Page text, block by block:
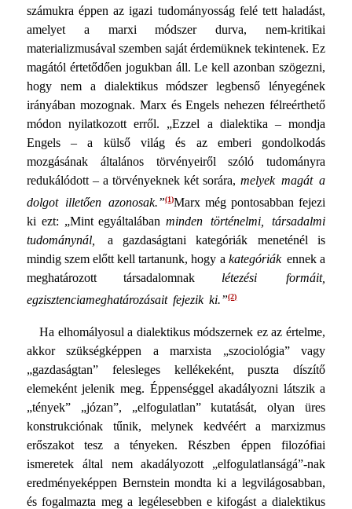
számukra éppen az igazi tudományosság felé tett haladást,
amelyet a marxi módszer durva, nem-kritikai
materializmusával szem­ben saját érdemüknek tekintenek. Ez
magától értetődően jo­gukban áll. Le kell azonban szögezni,
hogy nem a dialektikus módszer legbenső lényegének
irányában mozognak. Marx és Engels nehezen félreérthető
módon nyilatkozott erről. „Ez­zel a dialektika – mondja
Engels – a külső világ és az em­beri gondolkodás
mozgásának általános törvényeiről szóló tu­dományra
redukálódott – a törvényeknek két sorára, melyek magát a
dolgot illetően azonosak.”(1)Marx még pontosabban fejezi
ki ezt: „Mint egyáltalábanminden történelmi, társadalmi
tudománynál, a gazdaságtani kategóriák meneténél is
mindig szem előtt kell tartanunk, hogy a kategóriák ennek a
megha­tározott társadalomnak létezési formáit,
egzisztenciameghatározásait fejezik ki.”(2)
Ha elhomályosul a dialektikus módszernek ez az értelme,
akkor szükségképpen a marxista „szociológia” vagy
„gazda­ságtan” felesleges kellékeként, puszta díszítő
elemeként jelenik meg. Éppenséggel akadályozni látszik a
„tények” „józan”, „elfogulatlan” kutatását, olyan üres
konstrukciónak tűnik, melynek kedvéért a marxizmus
erőszakot tesz a tényeken. Részben éppen filozófiai
ismeretek által nem akadályozott „elfogulatlanságá”-nak
eredményeképpen Bernstein mondta ki a legvilágosabban,
és fogalmazta meg a legélesebben e kifo­gást a dialektikus